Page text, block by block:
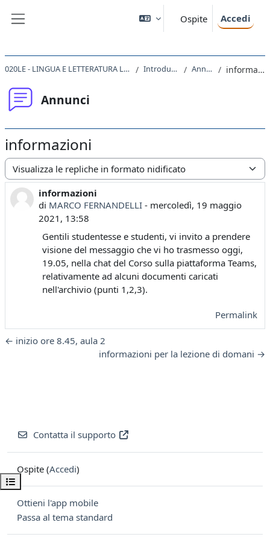
Ospite Accedi
Apri indice del corso
020LE - LINGUA E LETTERATURA LATINA 2020 Introduzione Annunci informazioni
Annunci
informazioni
Modalità visualizzazione
informazioni
di MARCO FERNANDELLI- mercoledì, 19 maggio
2021, 13:58
Numero di risposte: 0
Gentili studentesse e studenti, vi invito a prendere
visione del messaggio che vi ho trasmesso oggi,
19.05, nella chat del Corso sulla piattaforma Teams,
relativamente ad alcuni documenti caricati
nell'archivio (punti 1,2,3).
Permalink
← inizio ore 8.45, aula 2
informazioni per la lezione di domani →
Contatta il supporto
Ospite (Accedi)
Ottieni l'app mobile
Passa al tema standard